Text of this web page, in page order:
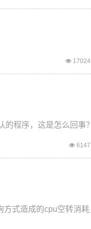
17024
程序，这是怎么回事？
6147
式造成的cpu空转消耗